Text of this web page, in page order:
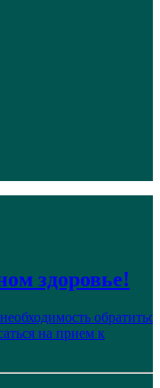
здоровье!
обратиться
на прием к